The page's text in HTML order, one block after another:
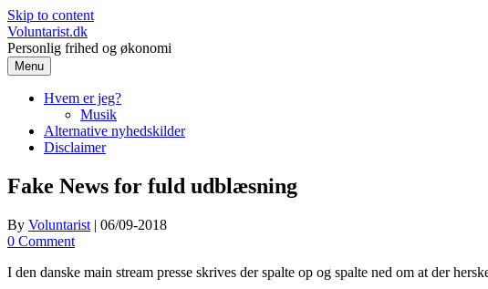
Skip to content
Voluntarist.dk
Personlig frihed og økonomi
Menu
Hvem er jeg?
Musik
Alternative nyhedskilder
Disclaimer
Fake News for fuld udblæsning
By Voluntarist | 06/09-2018
0 Comment
I den danske main stream presse skrives der spalte op og spalte ned om at der